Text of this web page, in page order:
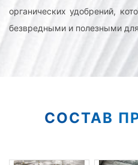
органических удобрений,
безвредными и полезными
СОСТАВ